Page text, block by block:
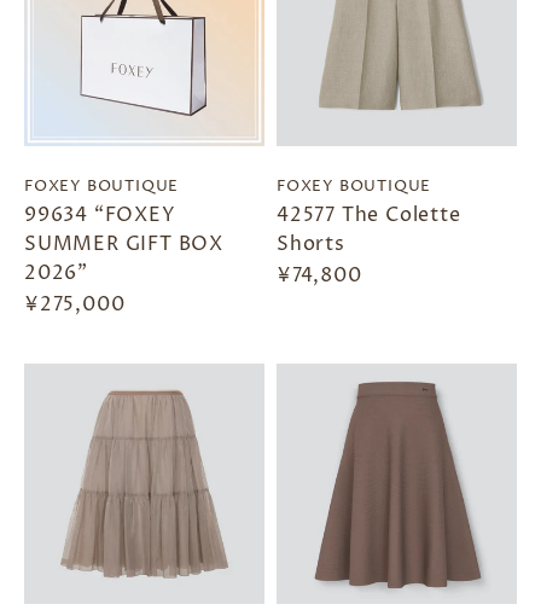
FOXEY BOUTIQUE
99634 “FOXEY
SUMMER GIFT BOX
2026”
¥275,000
FOXEY BOUTIQUE
42577 The Colette
Shorts
¥74,800